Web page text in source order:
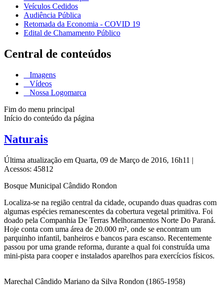
Veículos Cedidos
Audiência Pública
Retomada da Economia - COVID 19
Edital de Chamamento Público
Central de conteúdos
Imagens
Vídeos
Nossa Logomarca
Fim do menu principal
Início do conteúdo da página
Naturais
Última atualização em Quarta, 09 de Março de 2016, 16h11 |
Acessos: 45812
Bosque Municipal Cândido Rondon
Localiza-se na região central da cidade, ocupando duas quadras com
algumas espécies remanescentes da cobertura vegetal primitiva. Foi
doado pela Companhia De Terras Melhoramentos Norte Do Paraná.
Hoje conta com uma área de 20.000 m², onde se encontram um
parquinho infantil, banheiros e bancos para escanso. Recentemente
passou por uma grande reforma, durante a qual foi construída uma
mini-pista para cooper e instalados aparelhos para exercícios físicos.
Marechal Cândido Mariano da Silva Rondon (1865-1958)